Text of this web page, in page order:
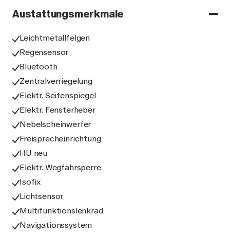
Austattungsmerkmale
Leichtmetallfelgen
Regensensor
Bluetooth
Zentralverriegelung
Elektr. Seitenspiegel
Elektr. Fensterheber
Nebelscheinwerfer
Freisprecheinrichtung
HU neu
Elektr. Wegfahrsperre
Isofix
Lichtsensor
Multifunktionslenkrad
Navigationssystem